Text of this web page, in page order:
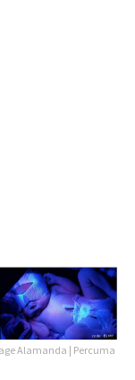
Alamanda | Percuma